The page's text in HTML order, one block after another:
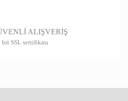
ALIŞVERİŞ
bit SSL sertifikası